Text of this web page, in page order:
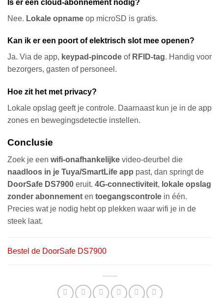
Is er een cloud-abonnement nodig?
Nee. Lokale opname op microSD is gratis.
Kan ik er een poort of elektrisch slot mee openen?
Ja. Via de app, keypad-pincode of RFID-tag. Handig voor
bezorgers, gasten of personeel.
Hoe zit het met privacy?
Lokale opslag geeft je controle. Daarnaast kun je in de app
zones en bewegingsdetectie instellen.
Conclusie
Zoek je een wifi-onafhankelijke video-deurbel die
naadloos in je Tuya/SmartLife app past, dan springt de
DoorSafe DS7900 eruit. 4G-connectiviteit, lokale opslag
zonder abonnement en toegangscontrole in één.
Precies wat je nodig hebt op plekken waar wifi je in de
steek laat.
Bestel de DoorSafe DS7900